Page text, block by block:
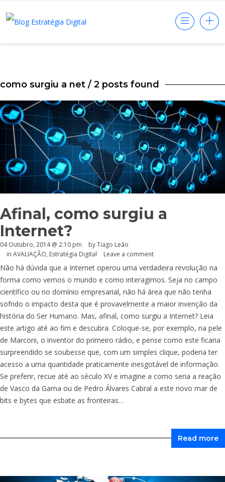
como surgiu a net / 2 posts found
Afinal, como surgiu a
Internet?
04 Outubro, 2014 @ 2:10 pm
by Tiago Leão
in AVALIAÇÃO, Estratégia Digital Leave a comment
Não há dúvida que a Internet operou uma verdadeira revolução na
forma como vemos o mundo e como interagimos. Seja no campo
científico ou no domínio empresarial, não há área que não tenha
sofrido o impacto desta que é provavelmente a maior invenção da
história do Ser Humano. Mas, afinal, como surgiu a Internet? Leia
este artigo até ao fim e descubra. Coloque-se, por exemplo, na pele
de Marconi, o inventor do primeiro rádio, e pense como este ficaria
surpreendido se soubesse que, com um simples clique, poderia ter
acesso a uma quantidade praticamente inesgotável de informação.
Se preferir, recue até ao século XV e imagine a como seria a reação
de Vasco da Gama ou de Pedro Álvares Cabral a este novo mar de
bits e bytes que esbate as fronteiras…
Read more